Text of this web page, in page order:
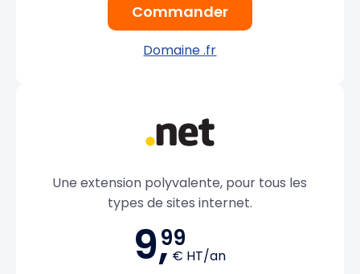
Commander
Domaine .fr
Une extension polyvalente, pour tous les
types de sites internet.
9,99
€ HT/an